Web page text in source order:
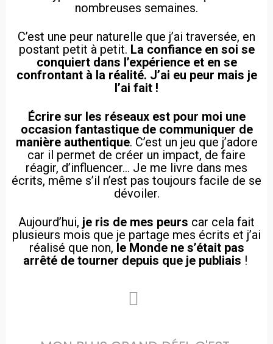
nombreuses semaines.
C’est une peur naturelle que j’ai traversée, en
postant petit à petit. La confiance en soi se
conquiert dans l’expérience et en se
confrontant à la réalité. J’ai eu peur mais je
l’ai fait !
Écrire sur les réseaux est pour moi une
occasion fantastique de communiquer de
manière authentique. C’est un jeu que j’adore
car il permet de créer un impact, de faire
réagir, d’influencer… Je me livre dans mes
écrits, même s’il n’est pas toujours facile de se
dévoiler.
Aujourd’hui, je ris de mes peurs car cela fait
plusieurs mois que je partage mes écrits et j’ai
réalisé que non, le Monde ne s’était pas
arrêté de tourner depuis que je publiais !